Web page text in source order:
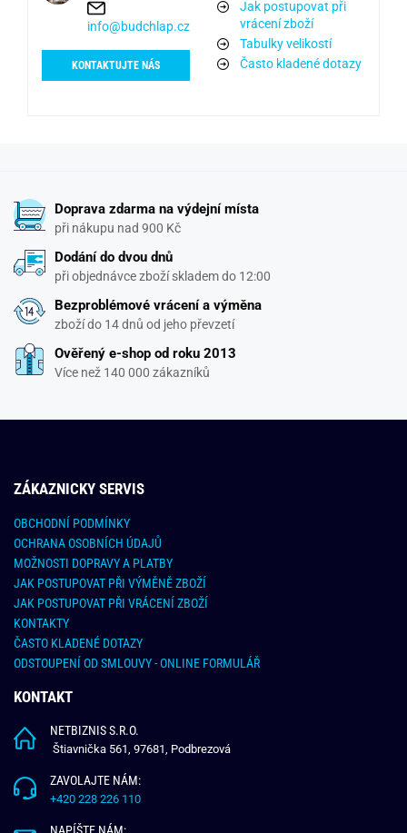
info@budchlap.cz
KONTAKTUJTE NÁS
Jak postupovat při
vrácení zboží
Tabulky velikostí
Často kladené dotazy
Doprava zdarma na výdejní místa
při nákupu nad 900 Kč
Dodání do dvou dnů
při objednávce zboží skladem do 12:00
Bezproblémové vrácení a výměna
zboží do 14 dnů od jeho převzetí
Ověřený e-shop od roku 2013
Více než 140 000 zákazníků
ZÁKAZNICKY SERVIS
OBCHODNÍ PODMÍNKY
OCHRANA OSOBNÍCH ÚDAJŮ
MOŽNOSTI DOPRAVY A PLATBY
JAK POSTUPOVAT PŘI VÝMĚNĚ ZBOŽÍ
JAK POSTUPOVAT PŘI VRÁCENÍ ZBOŽÍ
KONTAKTY
ČASTO KLADENÉ DOTAZY
ODSTOUPENÍ OD SMLOUVY - ONLINE FORMULÁŘ
KONTAKT
NETBIZNIS S.R.O.
Štiavnička 561, 97681, Podbrezová
ZAVOLAJTE NÁM:
+420 228 226 110
NAPÍŠTE NÁM: